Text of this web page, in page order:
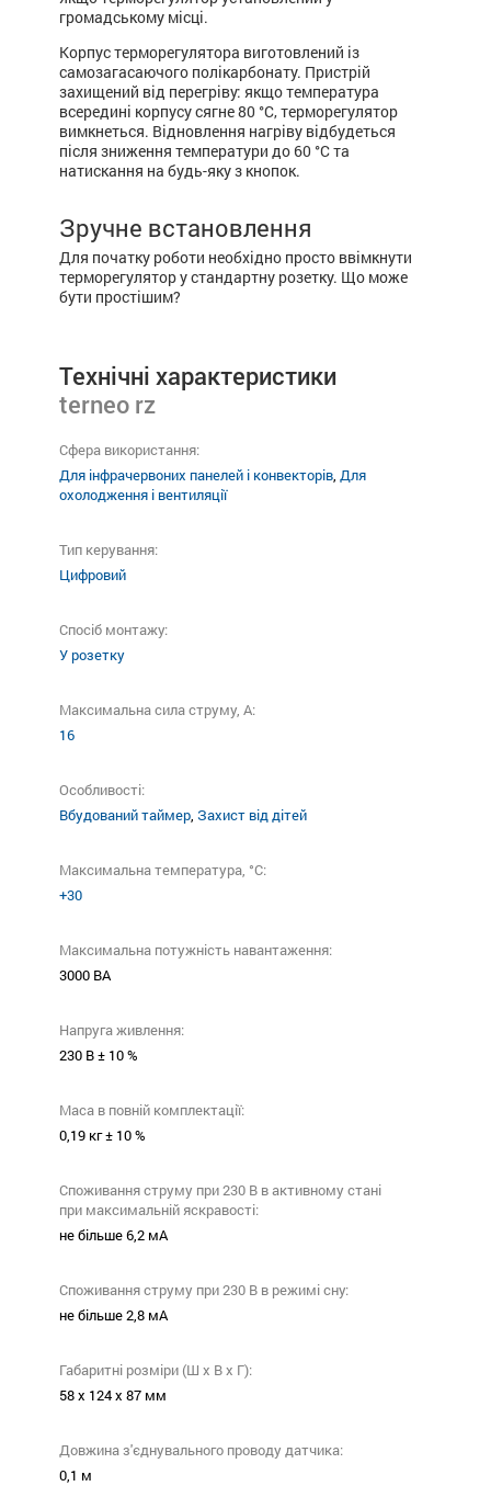
громадському місці.
Корпус терморегулятора виготовлений із
самозагасаючого полікарбонату. Пристрій
захищений від перегріву: якщо температура
всередині корпусу сягне 80 °С, терморегулятор
вимкнеться. Відновлення нагріву відбудеться
після зниження температури до 60 °С та
натискання на будь-яку з кнопок.
Зручне встановлення
Для початку роботи необхідно просто ввімкнути
терморегулятор у стандартну розетку. Що може
бути простішим?
Технічні характеристики
terneo rz
Сфера використання:
Для інфрачервоних панелей і конвекторів, Для
охолодження і вентиляції
Тип керування:
Цифровий
Спосіб монтажу:
У розетку
Максимальна сила струму, A:
16
Особливості:
Вбудований таймер, Захист від дітей
Максимальна температура, °C:
+30
Максимальна потужність навантаження:
3000 ВА
Напруга живлення:
230 В ± 10 %
Маса в повній комплектації:
0,19 кг ± 10 %
Споживання струму при 230 В в активному стані
при максимальній яскравості:
не більше 6,2 мА
Споживання струму при 230 В в режимі сну:
не більше 2,8 мА
Габаритні розміри (Ш х В х Г):
58 х 124 х 87 мм
Довжина з'єднувального проводу датчика:
0,1 м